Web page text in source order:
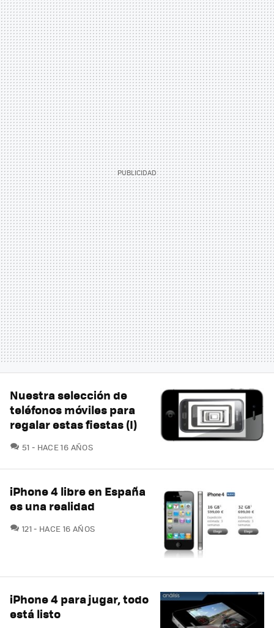
Nuestra selección de
teléfonos móviles para
regalar estas fiestas (I)
51 COMENTARIOS
HACE 16 AÑOS
iPhone 4 libre en España
es una realidad
121 COMENTARIOS
HACE 16 AÑOS
iPhone 4 para jugar, todo
está listo